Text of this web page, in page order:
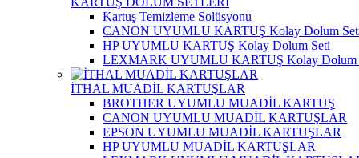
Kartuş Temizleme Solüsyonu
CANON UYUMLU KARTUŞ Kolay Dolum
HP UYUMLU KARTUŞ Kolay Dolum Seti
LEXMARK UYUMLU KARTUŞ Kolay Dolum
İTHAL MUADİL KARTUŞLAR
BROTHER UYUMLU MUADİL KARTUŞ
CANON UYUMLU MUADİL KARTUŞLAR
EPSON UYUMLU MUADİL KARTUŞLAR
HP UYUMLU MUADİL KARTUŞLAR